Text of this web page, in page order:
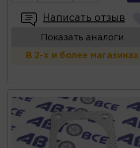
Написать отзыв
Показать аналоги
В 2-х и более магазинах